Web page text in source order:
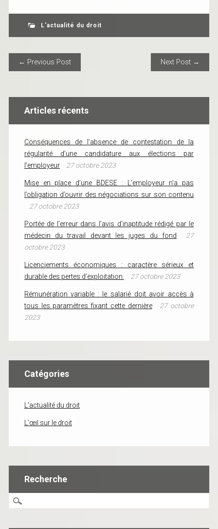
L'actualité du droit
POST NAVIGATION
← Previous Post Next Post →
Articles récents
Conséquences de l’absence de contestation de la
régularité d’une candidature aux élections par
l’employeur
27 octobre 2023
Mise en place d’une BDESE : L’employeur n’a pas
l’obligation d’ouvrir des négociations sur son contenu
27 octobre 2023
Portée de l’erreur dans l’avis d’inaptitude rédigé par le
médecin du travail devant les juges du fond
27
octobre 2023
Licenciements économiques : caractère sérieux et
durable des pertes d’exploitation
27 octobre 2023
Rémunération variable : le salarié doit avoir accès à
tous les paramètres fixant cette dernière
27 octobre
2023
Catégories
L'actualité du droit
L'œil sur le droit
Recherche